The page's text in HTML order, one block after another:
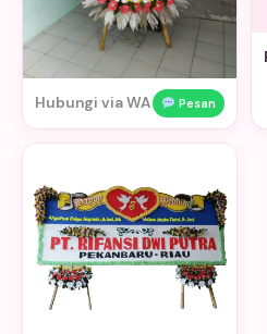
Hubungi via WA Pesan